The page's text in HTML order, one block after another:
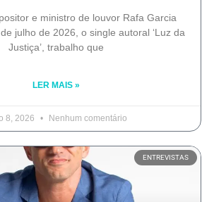
e ministro de louvor Rafa Garcia
julho de 2026, o single autoral ‘Luz da
Justiça’, trabalho que
LER MAIS »
8, 2026 Nenhum comentário
ENTREVISTAS